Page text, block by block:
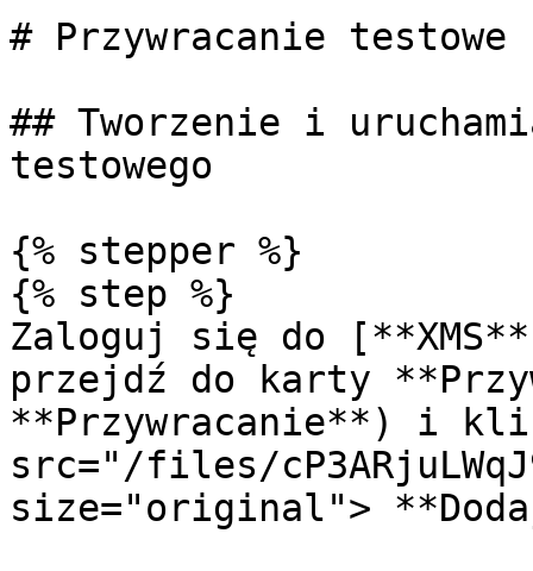
# Przywracanie testowe
## Tworzenie i
testowego
{% stepper %}
{% step %}
Zaloguj się do
przejdź do karty
**Przywracanie**) i
src="/files/
size="original">